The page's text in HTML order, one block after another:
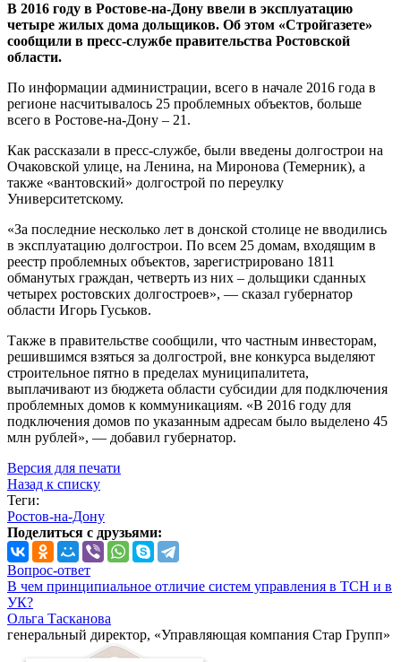
В 2016 году в Ростове-на-Дону ввели в эксплуатацию
четыре жилых дома дольщиков. Об этом «Стройгазете»
сообщили в пресс-службе правительства Ростовской
области.
По информации администрации, всего в начале 2016 года в
регионе насчитывалось 25 проблемных объектов, больше
всего в Ростове-на-Дону – 21.
Как рассказали в пресс-службе, были введены долгострои на
Очаковской улице, на Ленина, на Миронова (Темерник), а
также «вантовский» долгострой по переулку
Университетскому.
«За последние несколько лет в донской столице не вводились
в эксплуатацию долгострои. По всем 25 домам, входящим в
реестр проблемных объектов, зарегистрировано 1811
обманутых граждан, четверть из них – дольщики сданных
четырех ростовских долгостроев», — сказал губернатор
области Игорь Гуськов.
Также в правительстве сообщили, что частным инвесторам,
решившимся взяться за долгострой, вне конкурса выделяют
строительное пятно в пределах муниципалитета,
выплачивают из бюджета области субсидии для подключения
проблемных домов к коммуникациям. «В 2016 году для
подключения домов по указанным адресам было выделено 45
млн рублей», — добавил губернатор.
Версия для печати
Назад к списку
Теги:
Ростов-на-Дону
Поделиться с друзьями:
Вопрос-ответ
В чем принципиальное отличие систем управления в ТСН и в
УК?
Ольга Тасканова
генеральный директор, «Управляющая компания Стар Групп»